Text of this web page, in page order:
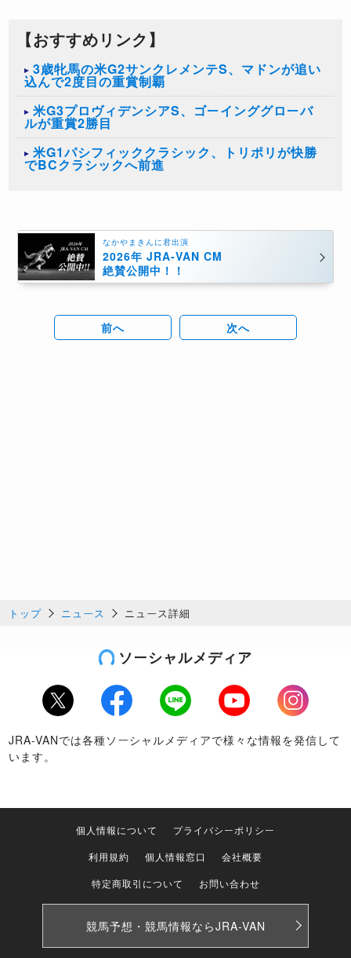
【おすすめリンク】
3歳牝馬の米G2サンクレメンテS、マドンが追い
込んで2度目の重賞制覇
米G3プロヴィデンシアS、ゴーインググローバ
ルが重賞2勝目
米G1パシフィッククラシック、トリポリが快勝
でBCクラシックへ前進
なかやまきんに君出演
2026年 JRA-VAN CM
絶賛公開中！！
前へ 次へ
トップ ニュース ニュース詳細
ソーシャルメディア
Twitter Facebook LINE Youtube
Instagram
JRA-VANでは各種ソーシャルメディアで様々な情報を発信して
います。
個人情報について
プライバシーポリシー
利用規約
個人情報窓口
会社概要
特定商取引について
お問い合わせ
競馬予想・競馬情報ならJRA-VAN